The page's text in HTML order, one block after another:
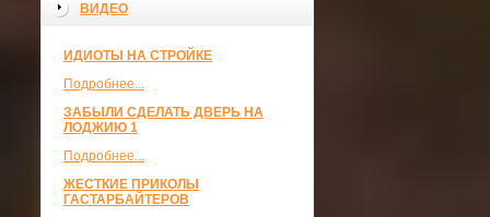
ВИДЕО
ИДИОТЫ НА СТРОЙКЕ
Подробнее...
ЗАБЫЛИ СДЕЛАТЬ ДВЕРЬ НА
ЛОДЖИЮ 1
Подробнее...
ЖЕСТКИЕ ПРИКОЛЫ
ГАСТАРБАЙТЕРОВ